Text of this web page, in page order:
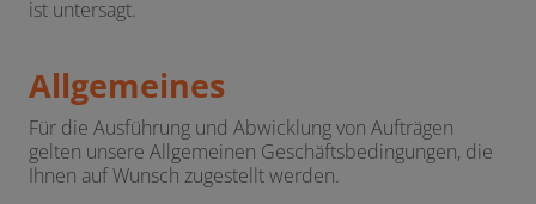
ist untersagt.
Allgemeines
Für die Ausführung und Abwicklung von Aufträgen
gelten unsere Allgemeinen Geschäftsbedingungen, die
Ihnen auf Wunsch zugestellt werden.